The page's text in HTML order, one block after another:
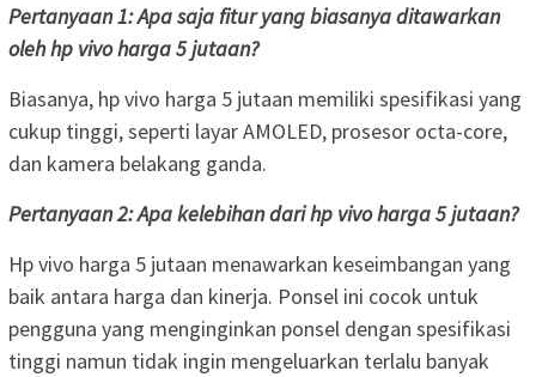
Pertanyaan 1: Apa saja fitur yang biasanya ditawarkan
oleh hp vivo harga 5 jutaan?
Biasanya, hp vivo harga 5 jutaan memiliki spesifikasi yang
cukup tinggi, seperti layar AMOLED, prosesor octa-core,
dan kamera belakang ganda.
Pertanyaan 2: Apa kelebihan dari hp vivo harga 5 jutaan?
Hp vivo harga 5 jutaan menawarkan keseimbangan yang
baik antara harga dan kinerja. Ponsel ini cocok untuk
pengguna yang menginginkan ponsel dengan spesifikasi
tinggi namun tidak ingin mengeluarkan terlalu banyak